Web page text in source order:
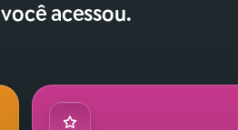
acessou.